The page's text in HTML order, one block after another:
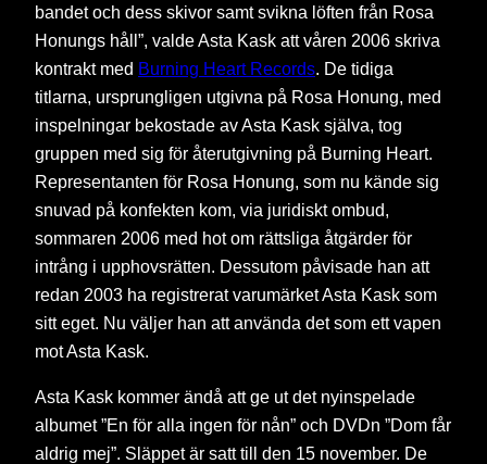
bandet och dess skivor samt svikna löften från Rosa
Honungs håll”, valde Asta Kask att våren 2006 skriva
kontrakt med Burning Heart Records . De tidiga
titlarna, ursprungligen utgivna på Rosa Honung, med
inspelningar bekostade av Asta Kask själva, tog
gruppen med sig för återutgivning på Burning Heart.
Representanten för Rosa Honung, som nu kände sig
snuvad på konfekten kom, via juridiskt ombud,
sommaren 2006 med hot om rättsliga åtgärder för
intrång i upphovsrätten. Dessutom påvisade han att
redan 2003 ha registrerat varumärket Asta Kask som
sitt eget. Nu väljer han att använda det som ett vapen
mot Asta Kask.
Asta Kask kommer ändå att ge ut det nyinspelade
albumet ”En för alla ingen för nån” och DVDn ”Dom får
aldrig mej”. Släppet är satt till den 15 november. De